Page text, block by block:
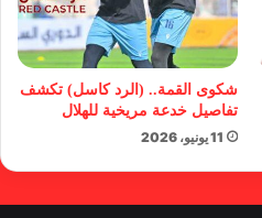
شكوى القمة.. (الرد كاسل) تكشف
تفاصيل خدعة مريخية للهلال
11 يونيو، 2026